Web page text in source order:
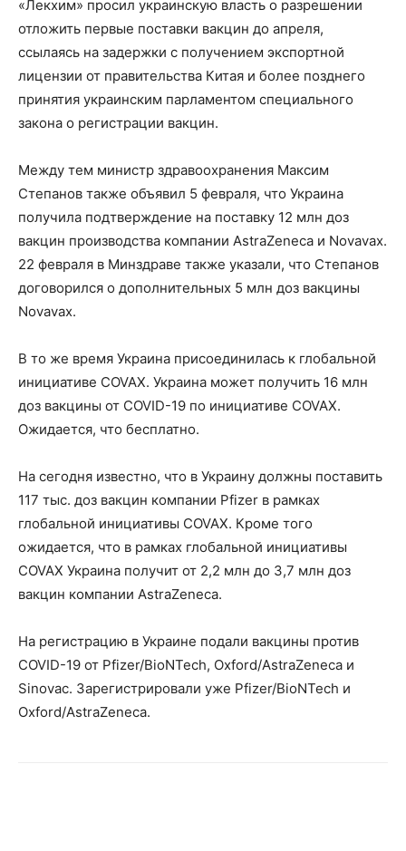
«Лекхим» просил украинскую власть о разрешении
отложить первые поставки вакцин до апреля,
ссылаясь на задержки с получением экспортной
лицензии от правительства Китая и более позднего
принятия украинским парламентом специального
закона о регистрации вакцин.
Между тем министр здравоохранения Максим
Степанов также объявил 5 февраля, что Украина
получила подтверждение на поставку 12 млн доз
вакцин производства компании AstraZeneca и Novavax.
22 февраля в Минздраве также указали, что Степанов
договорился о дополнительных 5 млн доз вакцины
Novavax.
В то же время Украина присоединилась к глобальной
инициативе COVAX. Украина может получить 16 млн
доз вакцины от COVID-19 по инициативе COVAX.
Ожидается, что бесплатно.
На сегодня известно, что в Украину должны поставить
117 тыс. доз вакцин компании Pfizer в рамках
глобальной инициативы COVAX. Кроме того
ожидается, что в рамках глобальной инициативы
COVAX Украина получит от 2,2 млн до 3,7 млн доз
вакцин компании AstraZeneca.
На регистрацию в Украине подали вакцины против
COVID-19 от Pfizer/BioNTech, Oxford/AstraZeneca и
Sinovac. Зарегистрировали уже Pfizer/BioNTech и
Oxford/AstraZeneca.